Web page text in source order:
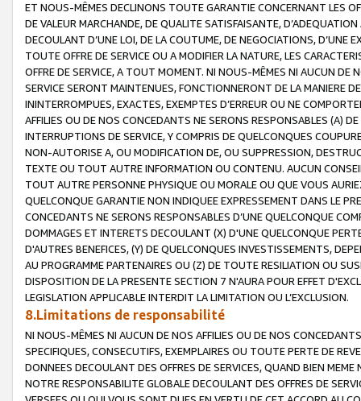
ET NOUS-MÊMES DECLINONS TOUTE GARANTIE CONCERNANT LES
DE VALEUR MARCHANDE, DE QUALITE SATISFAISANTE,
DECOULANT D’UNE LOI, DE LA COUTUME, DE NEGOCIATIONS, D’UNE
TOUTE OFFRE DE SERVICE OU A MODIFIER LA NATURE, LES
OFFRE DE SERVICE, A TOUT MOMENT. NI NOUS-MÊMES NI AUCUN DE
SERVICE SERONT MAINTENUES, FONCTIONNERONT DE LA MANIERE
ININTERROMPUES, EXACTES, EXEMPTES D’ERREUR OU NE
AFFILIES OU DE NOS CONCEDANTS NE SERONS RESPONSABLES (A)
INTERRUPTIONS DE SERVICE, Y COMPRIS DE QUELCONQUES
NON-AUTORISE A, OU MODIFICATION DE, OU SUPPRESSION,
TEXTE OU TOUT AUTRE INFORMATION OU CONTENU. AUCUN
TOUT AUTRE PERSONNE PHYSIQUE OU MORALE OU QUE VOUS
QUELCONQUE GARANTIE NON INDIQUEE EXPRESSEMENT DANS LE
CONCEDANTS NE SERONS RESPONSABLES D’UNE QUELCONQUE
DOMMAGES ET INTERETS DECOULANT (X) D'UNE QUELCONQUE
D'AUTRES BENEFICES, (Y) DE QUELCONQUES INVESTISSEMENTS,
AU PROGRAMME PARTENAIRES OU (Z) DE TOUTE RESILIATION OU
DISPOSITION DE LA PRESENTE SECTION 7 N'AURA POUR EFFET
LEGISLATION APPLICABLE INTERDIT LA LIMITATION OU L’EXCLUSION.
8.Limitations de responsabilité
NI NOUS-MÊMES NI AUCUN DE NOS AFFILIES OU DE NOS
SPECIFIQUES, CONSECUTIFS, EXEMPLAIRES OU TOUTE PERTE DE
DONNEES DECOULANT DES OFFRES DE SERVICES, QUAND BIEN
NOTRE RESPONSABILITE GLOBALE DECOULANT DES OFFRES DE